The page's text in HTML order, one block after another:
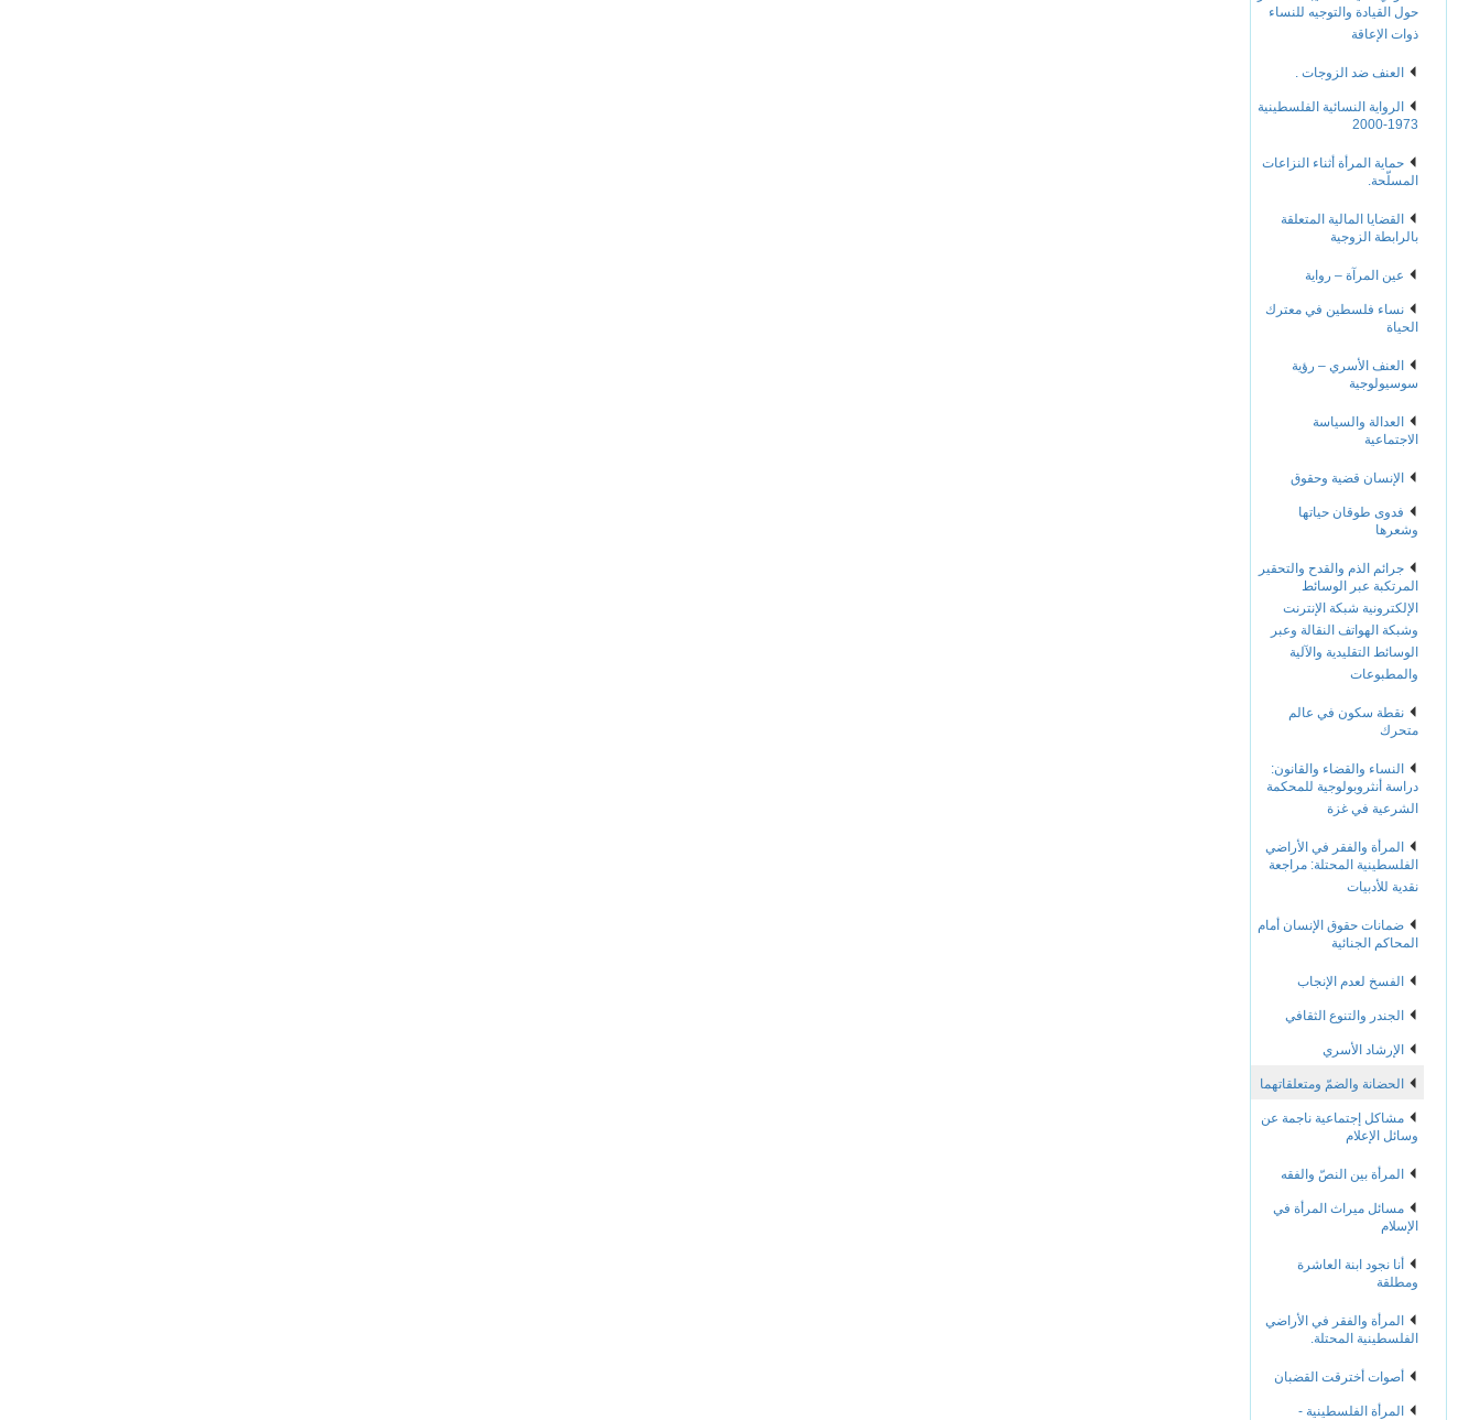
حول القيادة والتوجيه للنساء
ذوات الإعاقة
العنف ضد الزوجات .
الرواية النسائية الفلسطينية
1973-2000
حماية المرأة أثناء النزاعات
المسلّحة.
القضايا المالية المتعلقة
بالرابطة الزوجية
عين المرآة – رواية
نساء فلسطين في معترك
الحياة
العنف الأسري – رؤية
سوسيولوجية
العدالة والسياسة
الاجتماعية
الإنسان قضية وحقوق
فدوى طوقان حياتها
وشعرها
جرائم الذم والقدح والتحقير
المرتكبة عبر الوسائط
الإلكترونية شبكة الإنترنت
وشبكة الهواتف النقالة وعبر
الوسائط التقليدية والآلية
والمطبوعات
نقطة سكون في عالم
متحرك
النساء والقضاء والقانون:
دراسة أنثروبولوجية للمحكمة
الشرعية في غزة
المرأة والفقر في الأراضي
الفلسطينية المحتلة: مراجعة
نقدية للأدبيات
ضمانات حقوق الإنسان أمام
المحاكم الجنائية
الفسخ لعدم الإنجاب
الجندر والتنوع الثقافي
الإرشاد الأسري
الحضانة والضمّ ومتعلقاتهما
مشاكل إجتماعية ناجمة عن
وسائل الإعلام
المرأة بين النصّ والفقه
مسائل ميراث المرأة في
الإسلام
أنا نجود ابنة العاشرة
ومطلقة
المرأة والفقر في الأراضي
الفلسطينية المحتلة.
أصوات أخترقت القضبان
المرأة الفلسطينية -